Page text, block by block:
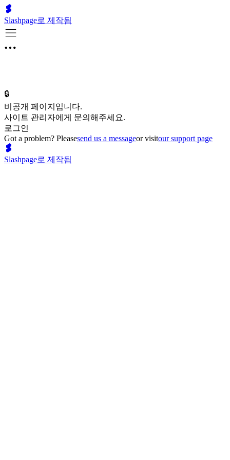
Slashpage로 제작됨
🔒
비공개 페이지입니다.
사이트 관리자에게 문의해주세요.
로그인
Got a problem? Pleasesend us a messageor visitour support page
Slashpage로 제작됨